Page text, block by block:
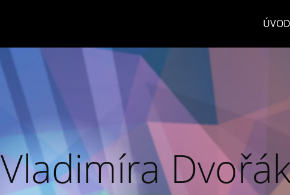
ÚVOD
Vladimíra